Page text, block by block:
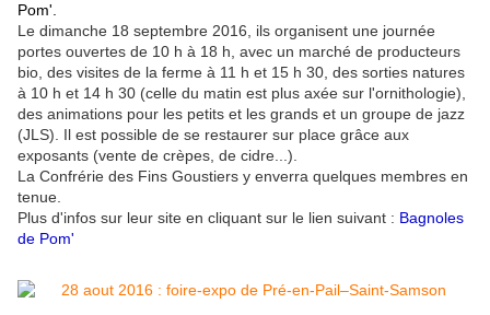
Pom'.
Le dimanche 18 septembre 2016, ils organisent une journée
portes ouvertes de 10 h à 18 h, avec un marché de producteurs
bio, des visites de la ferme à 11 h et 15 h 30, des sorties natures
à 10 h et 14 h 30 (celle du matin est plus axée sur l'ornithologie),
des animations pour les petits et les grands et un groupe de jazz
(JLS). Il est possible de se restaurer sur place grâce aux
exposants (vente de crèpes, de cidre...).
La Confrérie des Fins Goustiers y enverra quelques membres en
tenue.
Plus d'infos sur leur site en cliquant sur le lien suivant : Bagnoles
de Pom'